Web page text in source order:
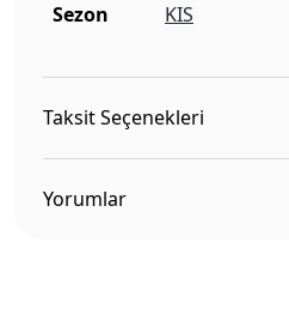
Sezon
KIS
Taksit Seçenekleri
Yorumlar